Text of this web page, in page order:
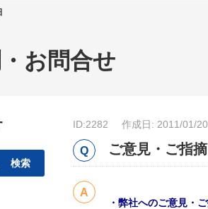
お問合せ
ID:2282 作成日: 2011/01/20
ご意見・ご指摘
・弊社へのご意見・